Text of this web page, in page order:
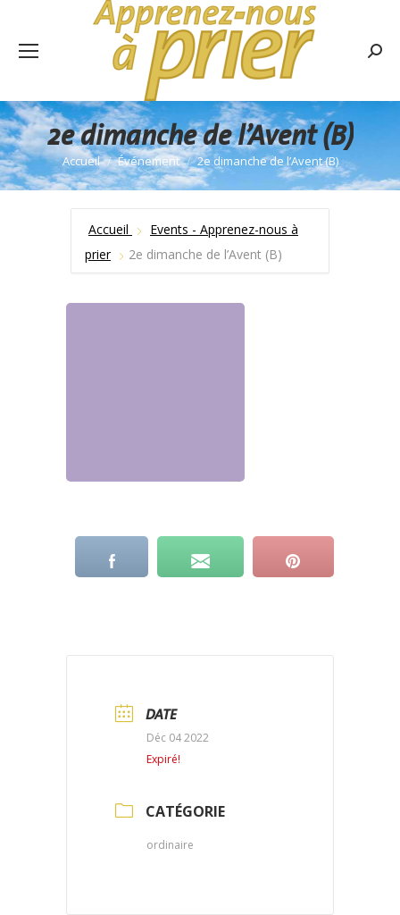
2e dimanche de l’Avent (B)
Vous êtes ici :
Accueil Événement 2e dimanche de l’Avent (B)
Accueil
Events - Apprenez-nous à
prier
2e dimanche de l’Avent (B)
DATE
Déc 04 2022
Expiré!
CATÉGORIE
ordinaire